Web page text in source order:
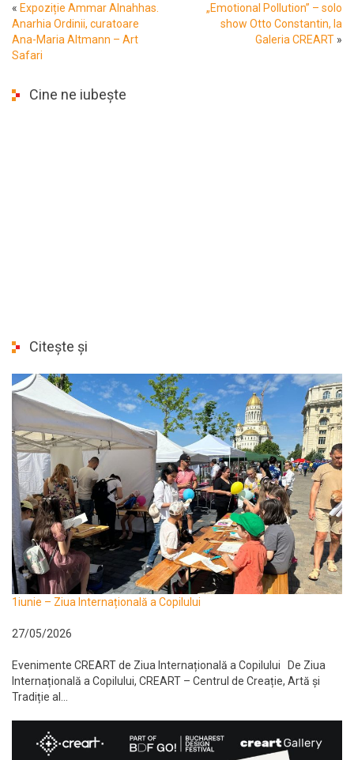
« Expoziție Ammar Alnahhas.
Anarhia Ordinii, curatoare
Ana-Maria Altmann – Art
Safari
„Emotional Pollution” – solo
show Otto Constantin, la
Galeria CREART »
Cine ne iubește
Citește și
1iunie – Ziua Internațională a Copilului
27/05/2026
Evenimente CREART de Ziua Internațională a Copilului De Ziua
Internațională a Copilului, CREART – Centrul de Creație, Artă și
Tradiție al...